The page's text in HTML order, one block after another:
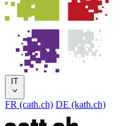
IT
FR (cath.ch) DE (kath.ch)